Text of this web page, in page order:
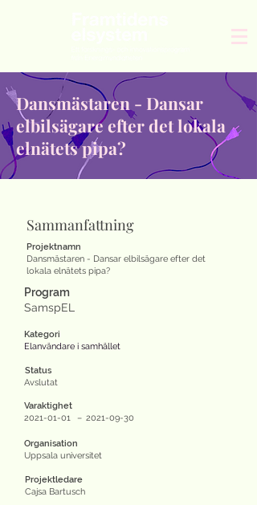
Dansmästaren - Dansar
elbilsägare efter det lokala
elnätets pipa?
Sammanfattning
Projektnamn
Dansmästaren - Dansar elbilsägare efter det
lokala elnätets pipa?
Program
SamspEL
Kategori
Elanvändare i samhället
Status
Avslutat
Varaktighet
2021-01-01
– 2021-09-30
Organisation
Uppsala universitet
Projektledare
Cajsa Bartusch